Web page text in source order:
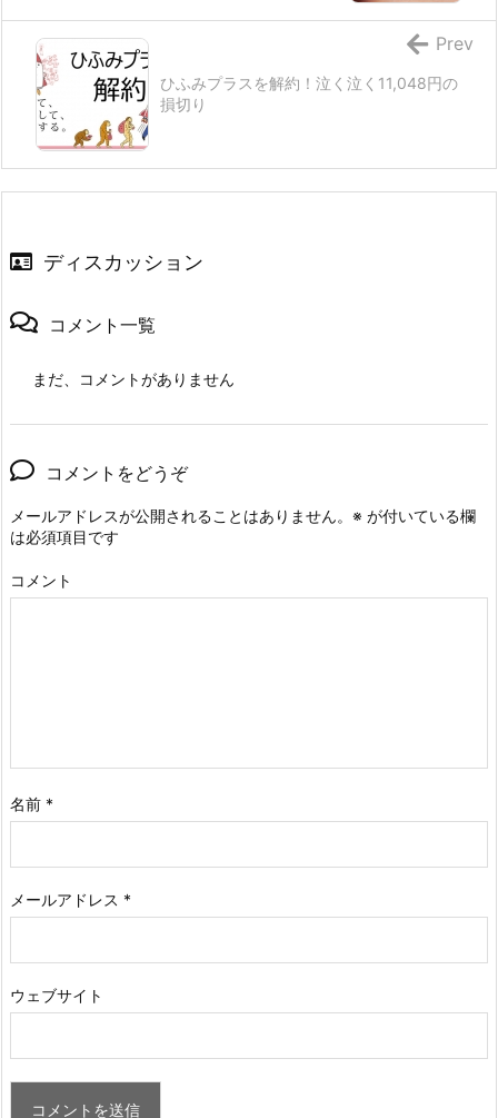
ひふみプラスを解約！泣く泣く11,048円の
損切り
Prev
ディスカッション
コメント一覧
まだ、コメントがありません
コメントをどうぞ
メールアドレスが公開されることはありません。 ※ が付いている欄
は必須項目です
コメント
名前 *
メールアドレス *
ウェブサイト